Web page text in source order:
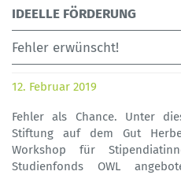
IDEELLE FÖRDERUNG
Fehler erwünscht!
12. Februar 2019
Fehler als Chance. Unter
Stiftung auf dem Gut
Workshop für
Studienfonds OWL